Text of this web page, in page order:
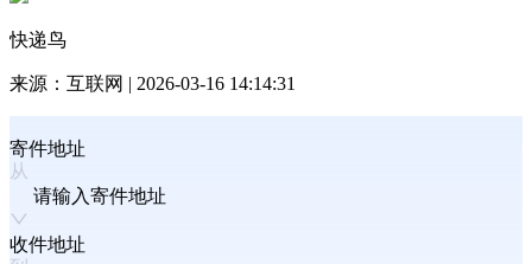
快递鸟
来源： 互联网 | 2026-03-16 14:14:31
寄件地址
请输入寄件地址
收件地址